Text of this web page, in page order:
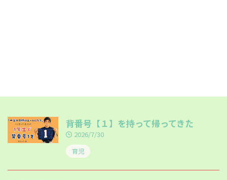
背番号【１】を持って帰ってきた
2026/7/30
育児